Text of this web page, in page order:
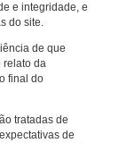
e integridade, e
do site.
de que
relato da
final do
tratadas de
de